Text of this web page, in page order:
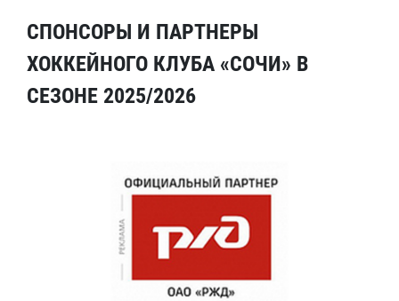
СПОНСОРЫ И ПАРТНЕРЫ
ХОККЕЙНОГО КЛУБА «СОЧИ» В
СЕЗОНЕ 2025/2026